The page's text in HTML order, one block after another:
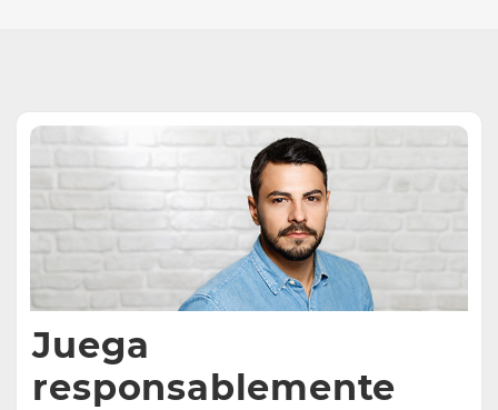
Juega
responsablemente